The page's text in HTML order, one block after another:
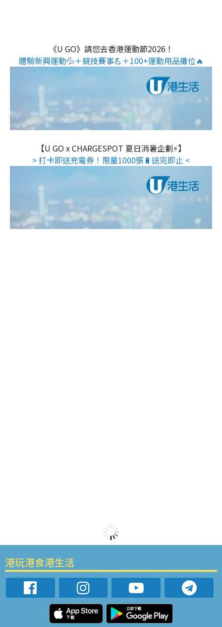
《U GO》請您去香港運動節2026！
體驗新興運動💦＋競技賽事💪＋100+運動用品攤位🔥
【U GO x CHARGESPOT 夏日消暑企劃⚡】
> 打卡即送充電券！限量1000張🔋送完即止 <
港玩港食港生活